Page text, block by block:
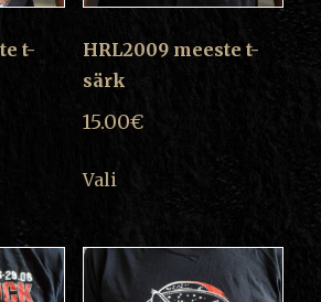
t-
HRL2009 meeste t-
särk
15.00€
Vali
product
multiple
variants.